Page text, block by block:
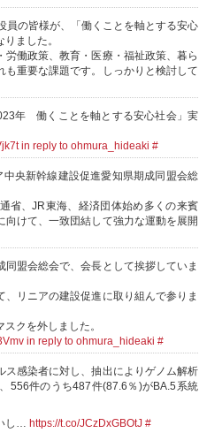
の皆様が、「働くことを軸とする安心
ました。
働政策、教育・医療・福祉政策、暮ら
も重要な課題です。しっかりと検討して
年 働くことを軸とする安心社会」実
in reply to ohmura_hideaki #
央新幹線建設促進愛知県期成同盟会総
省、JR東海、経済団体始め多くの来賓
けて、一致団結して強力な運動を展開
盟会総会で、会長として挨拶していま
リニアの建設促進に取り組んで参りま
クを外しました。
in reply to ohmura_hideaki #
感染者に対し、抽出によりゲノム解析
556件のうち487件(87.6％)がBA.5系統
し… https://t.co/JCzDxGBOtJ #